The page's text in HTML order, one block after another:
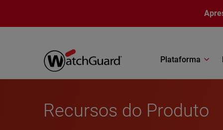
Plataforma
Recursos do Produto